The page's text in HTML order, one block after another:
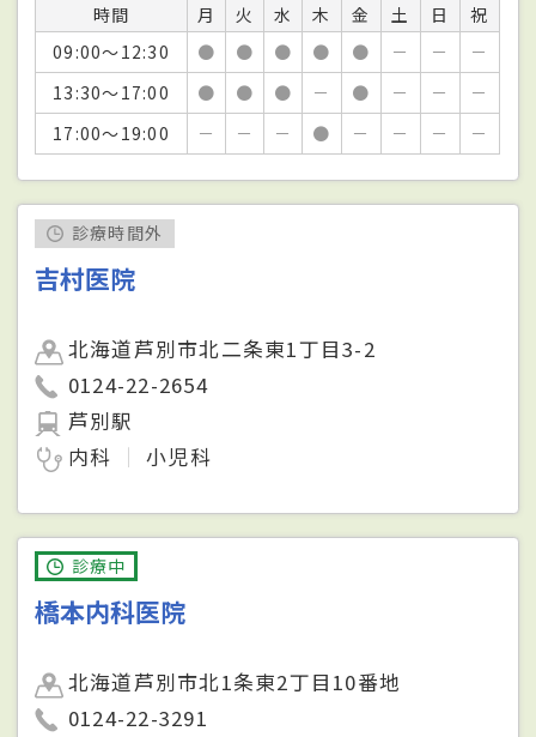
時間 月 火 水 木 金 土 日
祝
09:00～12:30
● ● ● ● ● － －
－
13:30～17:00
● ● ● － ● － －
－
17:00～19:00
－ － － ● － － － －
診療時間外
吉村医院
北海道芦別市北二条東1丁目3-2
0124-22-2654
芦別駅
内科
小児科
診療中
橋本内科医院
北海道芦別市北1条東2丁目10番地
0124-22-3291